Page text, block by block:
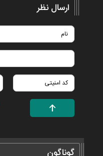
ارسال نظر
گوناگون